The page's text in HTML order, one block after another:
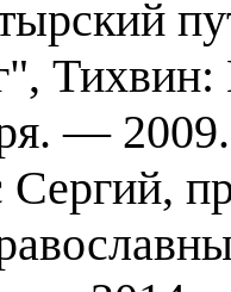
Тихвин:
—
Сергий,